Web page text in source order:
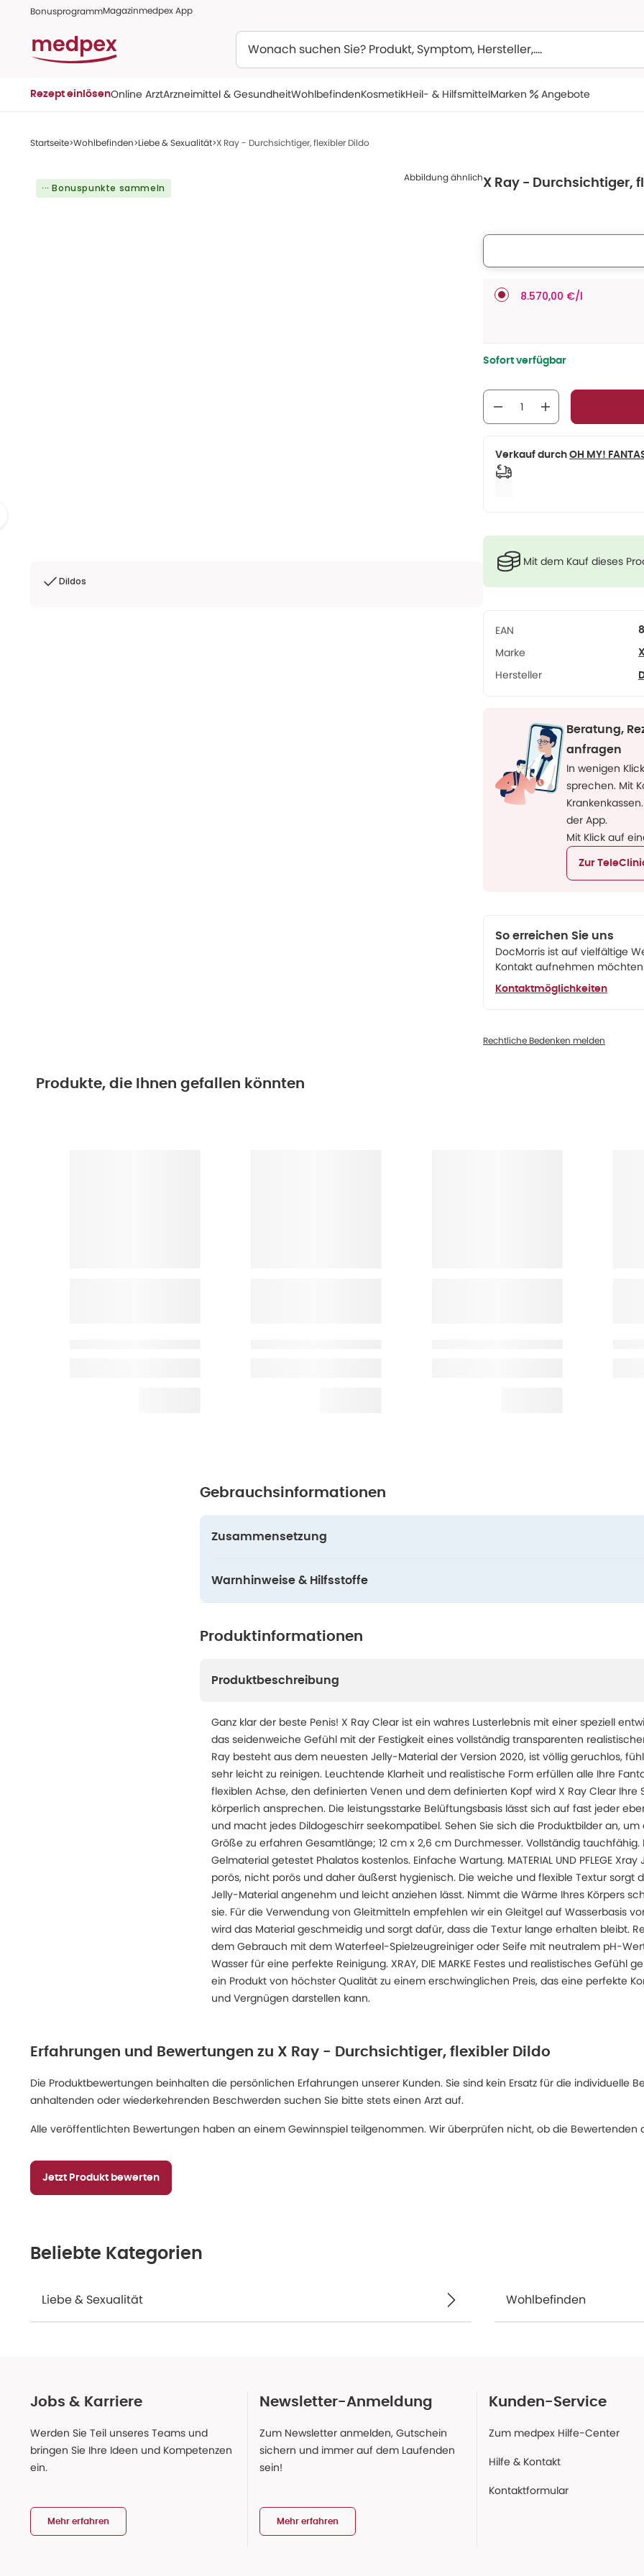
BonusprogrammMagazinmedpex App
Rezept einlösenOnline ArztArzneimittel & GesundheitWohlbefindenKosmetikHeil- & HilfsmittelMarken Angebote
Startseite Wohlbefinden Liebe & Sexualität X Ray - Durchsichtiger, flexibler Dildo
··· Bonuspunkte sammeln
Abbildung ähnlich
Dildos
X Ray - Durchsichtiger,
8.570,00 €/l
Sofort verfügbar
Verkauf durch OH MY!
Mit dem Kauf dieses
EAN
Marke
Hersteller
Beratung,
anfragen
In wenigen
sprechen. Mit
der App.
Mit Klick auf
Zur
So erreichen Sie uns
DocMorris ist auf vielfältige
Kontakt aufnehmen
Kontaktmöglichkeiten
Rechtliche Bedenken melden
Produkte, die Ihnen gefallen könnten
Gebrauchsinformationen
Zusammensetzung
Warnhinweise & Hilfsstoffe
Produktinformationen
Produktbeschreibung
Ganz klar der beste Penis! X Ray Clear ist ein wahres Lusterlebnis mit einer speziell
das seidenweiche Gefühl mit der Festigkeit eines vollständig transparenten
Ray besteht aus dem neuesten Jelly-Material der Version 2020, ist völlig geruchlos,
sehr leicht zu reinigen. Leuchtende Klarheit und realistische Form erfüllen alle Ihre
flexiblen Achse, den definierten Venen und dem definierten Kopf wird X Ray Clear Ihre
körperlich ansprechen. Die leistungsstarke Belüftungsbasis lässt sich auf fast jeder
und macht jedes Dildogeschirr seekompatibel. Sehen Sie sich die Produktbilder an,
Größe zu erfahren Gesamtlänge; 12 cm x 2,6 cm Durchmesser. Vollständig tauchfähig.
Gelmaterial getestet Phalatos kostenlos. Einfache Wartung. MATERIAL UND PFLEGE
porös, nicht porös und daher äußerst hygienisch. Die weiche und flexible Textur sorgt
Jelly-Material angenehm und leicht anziehen lässt. Nimmt die Wärme Ihres Körpers
sie. Für die Verwendung von Gleitmitteln empfehlen wir ein Gleitgel auf Wasserbasis
wird das Material geschmeidig und sorgt dafür, dass die Textur lange erhalten bleibt.
dem Gebrauch mit dem Waterfeel-Spielzeugreiniger oder Seife mit neutralem pH-
Wasser für eine perfekte Reinigung. XRAY, DIE MARKE Festes und realistisches Gefühl
ein Produkt von höchster Qualität zu einem erschwinglichen Preis, das eine perfekte
und Vergnügen darstellen kann.
Erfahrungen und Bewertungen zu X Ray - Durchsichtiger, flexibler Dildo
Die Produktbewertungen beinhalten die persönlichen Erfahrungen unserer Kunden. Sie sind kein Ersatz für die individuelle
anhaltenden oder wiederkehrenden Beschwerden suchen Sie bitte stets einen Arzt auf.
Alle veröffentlichten Bewertungen haben an einem Gewinnspiel teilgenommen. Wir überprüfen nicht, ob die
Jetzt Produkt bewerten
Beliebte Kategorien
Liebe & Sexualität Wohlbefinden
Jobs & Karriere
Werden Sie Teil unseres Teams und
bringen Sie Ihre Ideen und Kompetenzen
ein.
Mehr erfahren
Newsletter-Anmeldung
Zum Newsletter anmelden, Gutschein
sichern und immer auf dem Laufenden
sein!
Mehr erfahren
Kunden-Service
Zum medpex Hilfe-Center
Hilfe & Kontakt
Kontaktformular